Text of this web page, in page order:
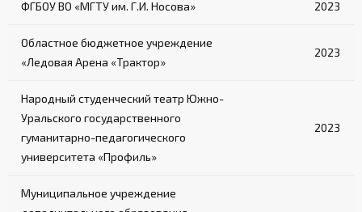
ФГБОУ ВО «МГТУ им. Г.И. Носова» 2023
Областное бюджетное учреждение
«Ледовая Арена «Трактор»
2023
Народный студенческий театр Южно-
Уральского государственного
гуманитарно-педагогического
университета «Профиль»
2023
Муниципальное учреждение